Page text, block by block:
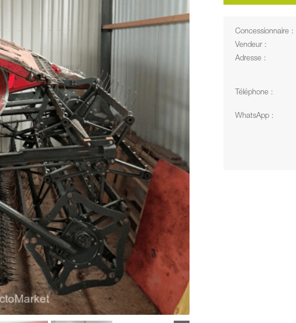
Concessionnaire :
Vendeur :
Adresse :
Téléphone :
WhatsApp :